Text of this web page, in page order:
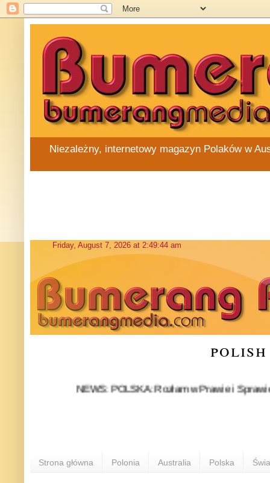
Niezależny, internetowy magazyn Polaków w
NEWS: POLSKA: Rozłam w Prawie i
Strona główna Polonia Australia Polska